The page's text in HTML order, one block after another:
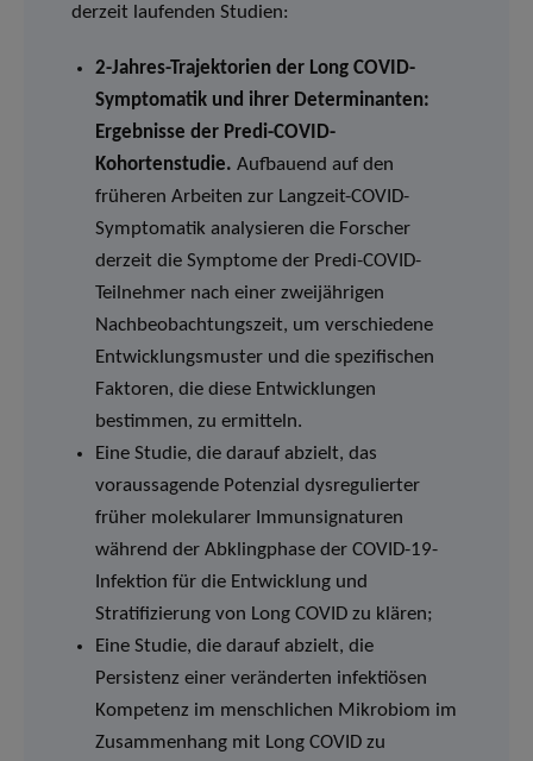
derzeit laufenden Studien:
2-Jahres-Trajektorien der Long COVID-
Symptomatik und ihrer Determinanten:
Ergebnisse der Predi-COVID-
Kohortenstudie. Aufbauend auf den
früheren Arbeiten zur Langzeit-COVID-
Symptomatik analysieren die Forscher
derzeit die Symptome der Predi-COVID-
Teilnehmer nach einer zweijährigen
Nachbeobachtungszeit, um verschiedene
Entwicklungsmuster und die spezifischen
Faktoren, die diese Entwicklungen
bestimmen, zu ermitteln.
Eine Studie, die darauf abzielt, das
voraussagende Potenzial dysregulierter
früher molekularer Immunsignaturen
während der Abklingphase der COVID-19-
Infektion für die Entwicklung und
Stratifizierung von Long COVID zu klären;
Eine Studie, die darauf abzielt, die
Persistenz einer veränderten infektiösen
Kompetenz im menschlichen Mikrobiom im
Zusammenhang mit Long COVID zu